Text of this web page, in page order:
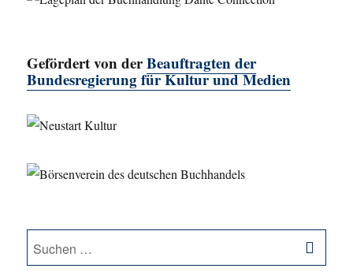
Gefördert von derBeauftragten der
Bundesregierung für Kultur und Medien
Suche
nach: